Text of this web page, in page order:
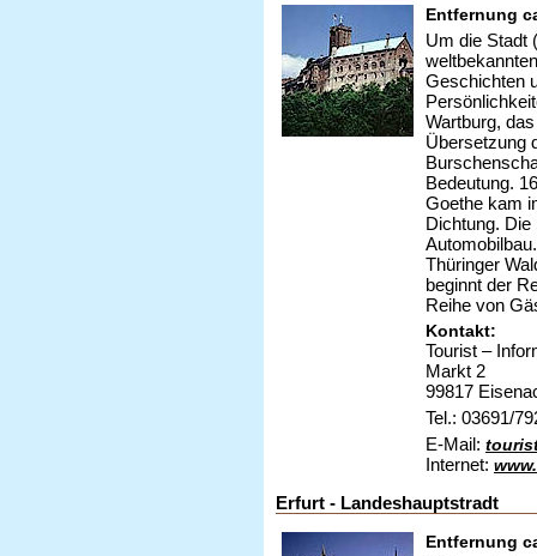
Entfernung
Um die Stadt
Geschichten
Wartburg,
Übersetzung
Bedeutung.
Goethe kam
Dichtung. Die
Thüringer
beginnt der
Reihe von
Kontakt:
Tourist –
Markt 2
99817
Tel.: 03691/
E-Mail:
Internet:
Erfurt - Landeshauptstradt
Entfernung